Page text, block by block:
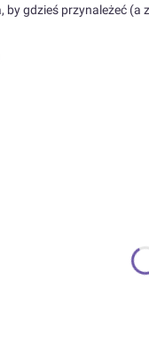
by gdzieś przynależeć (a